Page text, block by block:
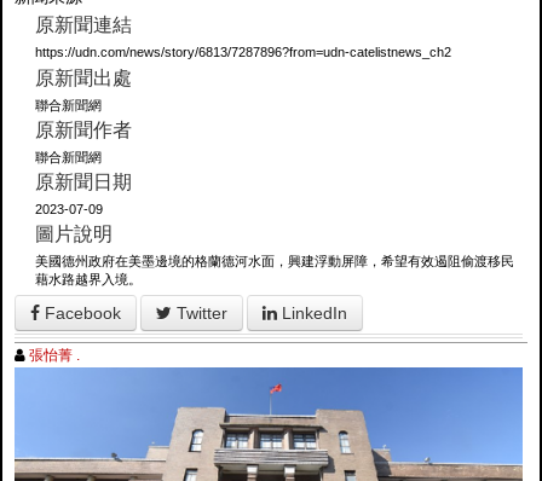
原新聞連結
https://udn.com/news/story/6813/7287896?from=udn-catelistnews_ch2
原新聞出處
聯合新聞網
原新聞作者
聯合新聞網
原新聞日期
2023-07-09
圖片說明
美國德州政府在美墨邊境的格蘭德河水面，興建浮動屏障，希望有效遏阻偷渡移民
藉水路越界入境。
Facebook Twitter LinkedIn
張怡菁 .